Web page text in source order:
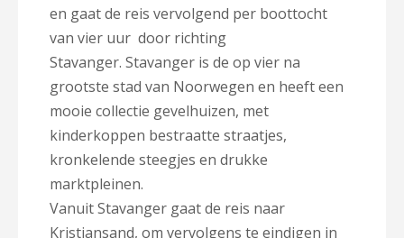
en gaat de reis vervolgend per boottocht
van vier uur door richting
Stavanger. Stavanger is de op vier na
grootste stad van Noorwegen en heeft een
mooie collectie gevelhuizen, met
kinderkoppen bestraatte straatjes,
kronkelende steegjes en drukke
marktpleinen.
Vanuit Stavanger gaat de reis naar
Kristiansand, om vervolgens te eindigen in